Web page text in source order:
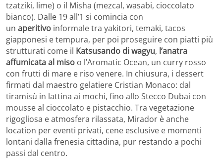
tzatziki, lime) o il Misha (mezcal, wasabi, cioccolato
bianco). Dalle 19 all’1 si comincia con
un aperitivo informale tra yakitori, temaki, tacos
giapponesi e tempura, per poi proseguire con piatti più
strutturati come il Katsusando di wagyu, l’anatra
affumicata al miso o l’Aromatic Ocean, un curry rosso
con frutti di mare e riso venere. In chiusura, i dessert
firmati dal maestro gelatiere Cristian Monaco: dal
tiramisù in lattina ai mochi, fino allo Stecco Dubai con
mousse al cioccolato e pistacchio. Tra vegetazione
rigogliosa e atmosfera rilassata, Mirador è anche
location per eventi privati, cene esclusive e momenti
lontani dalla frenesia cittadina, pur restando a pochi
passi dal centro.